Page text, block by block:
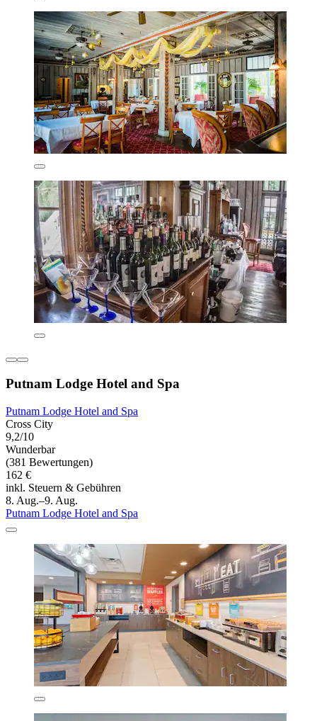
Putnam Lodge Hotel and Spa
Putnam Lodge Hotel and Spa
Cross City
9,2/10
Wunderbar
(381 Bewertungen)
162 €
inkl. Steuern & Gebühren
8. Aug.–9. Aug.
Putnam Lodge Hotel and Spa